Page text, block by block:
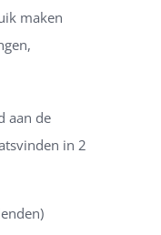
maken
aan de
in 2